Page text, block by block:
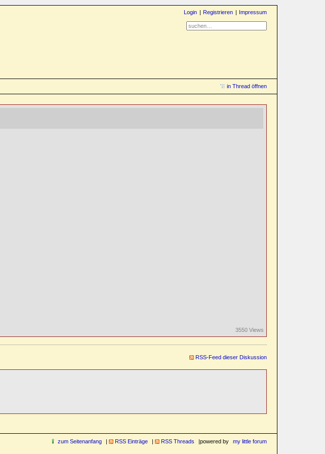
Login Registrieren Impressum
in Thread öffnen
3550 Views
RSS-Feed dieser Diskussion
zum Seitenanfang RSS Einträge RSS Threads powered by my little forum